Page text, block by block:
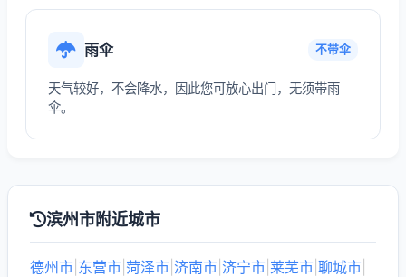
雨伞 不带伞
天气较好，不会降水，因此您可放心出门，无须带雨
伞。
滨州市附近城市
德州市 东营市 菏泽市 济南市 济宁市 莱芜市 聊城市